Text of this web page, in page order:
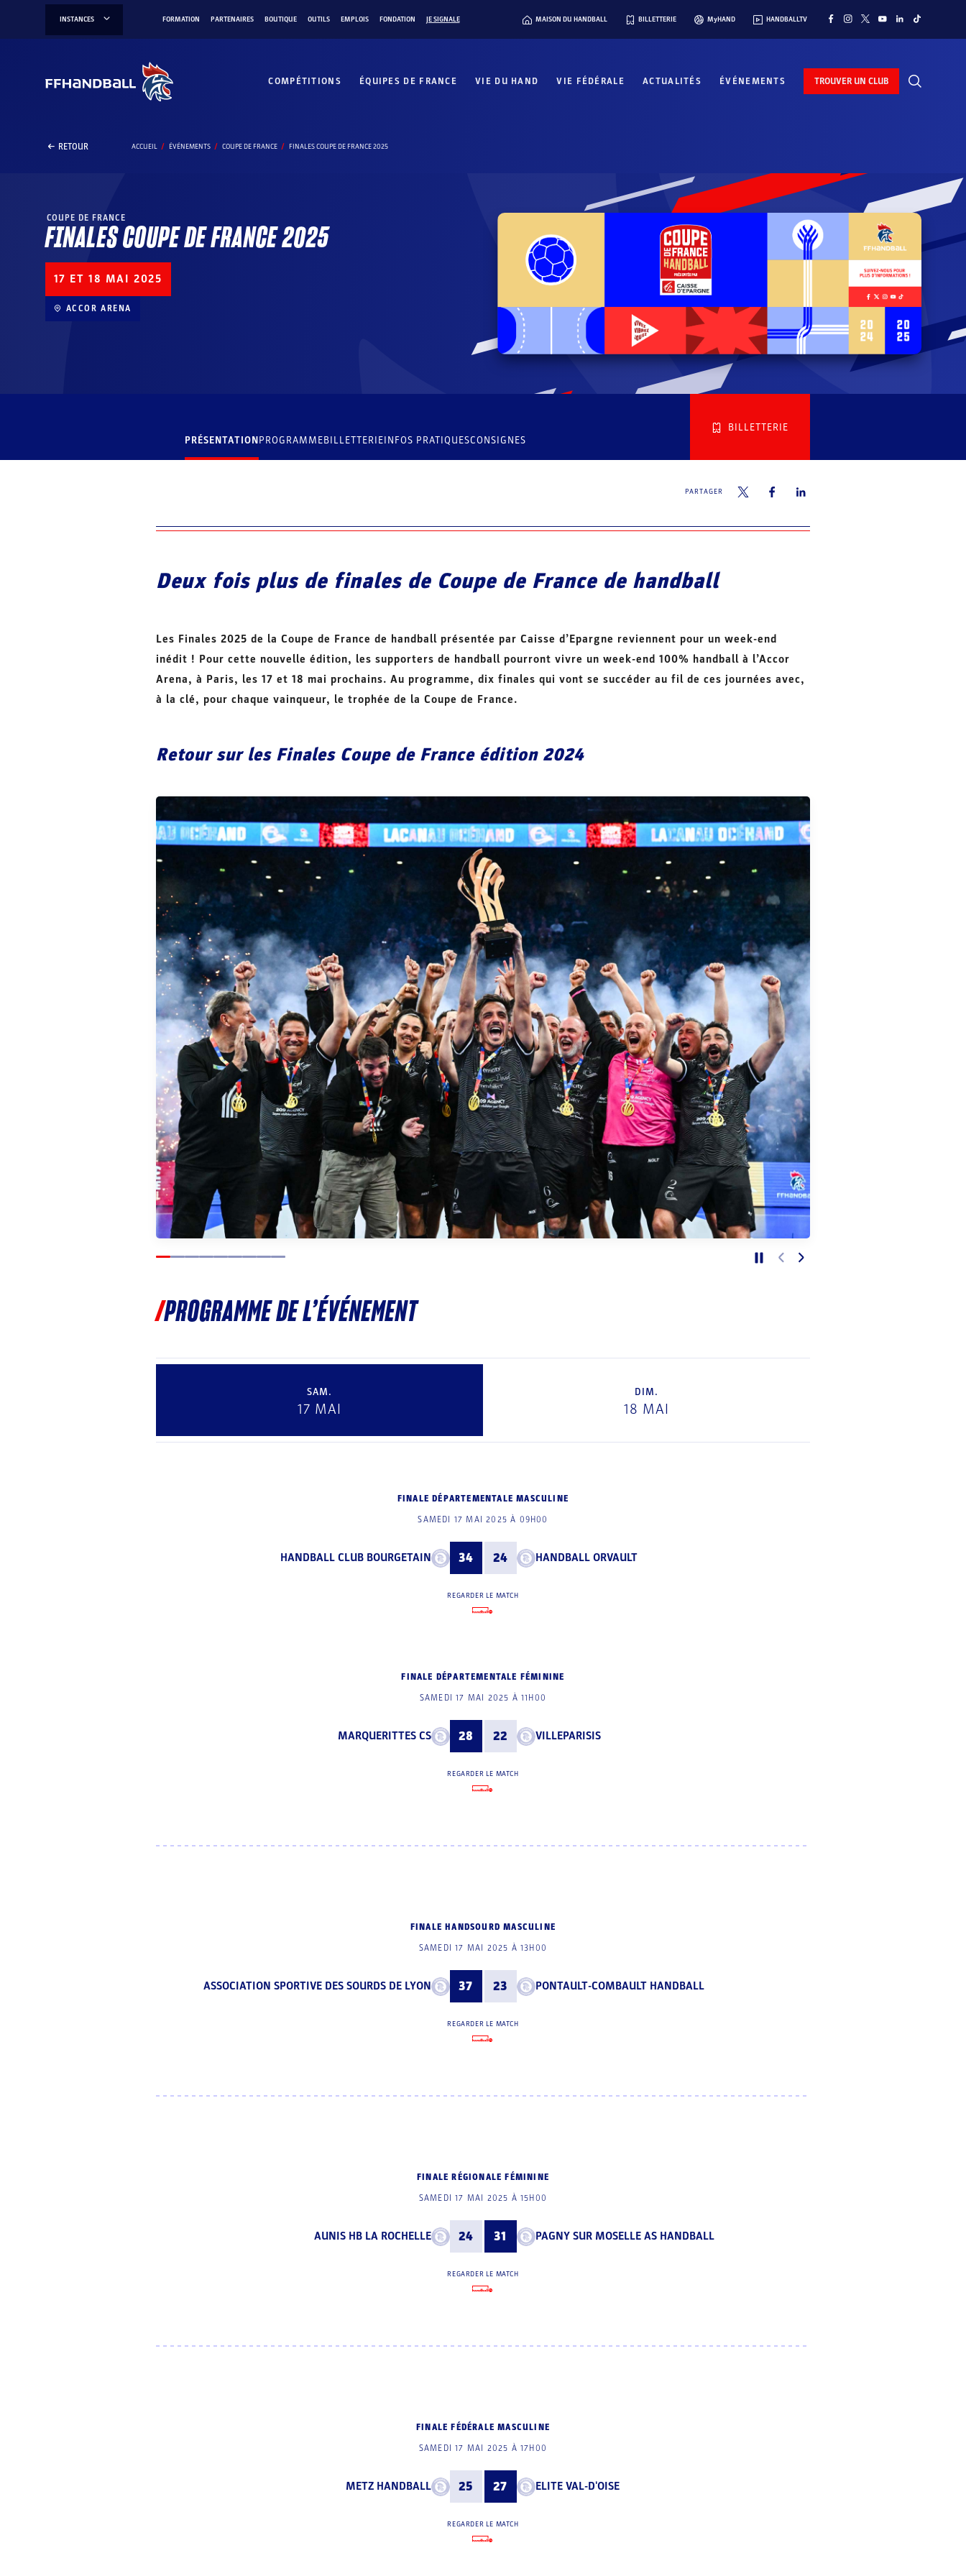
INSTANCES FORMATION PARTENAIRES BOUTIQUE OUTILS EMPLOIS FONDATION JE SIGNALE MAISON DU HANDBALL BILLETTERIE MyHAND HANDBALLTV
COMPÉTITIONS ÉQUIPES DE FRANCE VIE DU HAND VIE FÉDÉRALE ACTUALITÉS ÉVÉNEMENTS TROUVER UN CLUB
RETOUR ACCUEIL ÉVÉNEMENTS COUPE DE FRANCE FINALES COUPE DE FRANCE 2025
COUPE DE FRANCE
FINALES COUPE DE FRANCE 2025
17 ET 18 MAI 2025
ACCOR ARENA
PRÉSENTATIONPROGRAMMEBILLETTERIEINFOS PRATIQUESCONSIGNES
BILLETTERIE
PARTAGER
Deux fois plus de finales de Coupe de France de handball
Les Finales 2025 de la Coupe de France de handball présentée par Caisse d’Epargne reviennent pour un week-end
inédit ! Pour cette nouvelle édition, les supporters de handball pourront vivre un week-end 100% handball à l’Accor
Arena, à Paris, les 17 et 18 mai prochains. Au programme, dix finales qui vont se succéder au fil de ces journées avec,
à la clé, pour chaque vainqueur, le trophée de la Coupe de France.
Retour sur les Finales Coupe de France édition 2024
PROGRAMME DE L’ÉVÉNEMENT
SAM.
17 MAI
DIM.
18 MAI
FINALE DÉPARTEMENTALE MASCULINE
SAMEDI 17 MAI 2025 À 09H00
HANDBALL CLUB BOURGETAIN 34 24 HANDBALL ORVAULT
REGARDER LE MATCH
FINALE DÉPARTEMENTALE FÉMININE
SAMEDI 17 MAI 2025 À 11H00
MARQUERITTES CS 28 22 VILLEPARISIS
REGARDER LE MATCH
FINALE HANDSOURD MASCULINE
SAMEDI 17 MAI 2025 À 13H00
ASSOCIATION SPORTIVE DES SOURDS DE LYON 37 23 PONTAULT-COMBAULT HANDBALL
REGARDER LE MATCH
FINALE RÉGIONALE FÉMININE
SAMEDI 17 MAI 2025 À 15H00
AUNIS HB LA ROCHELLE 24 31 PAGNY SUR MOSELLE AS HANDBALL
REGARDER LE MATCH
FINALE FÉDÉRALE MASCULINE
SAMEDI 17 MAI 2025 À 17H00
METZ HANDBALL 25 27 ELITE VAL-D'OISE
REGARDER LE MATCH